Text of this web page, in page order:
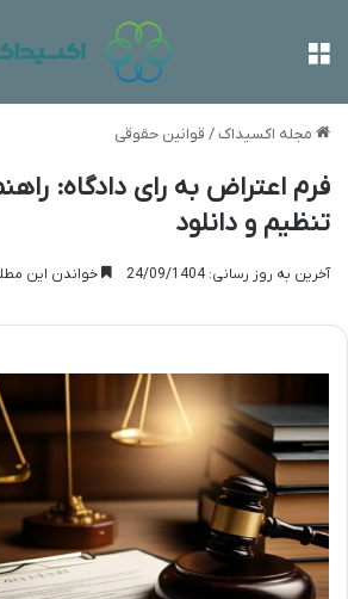
مجله اکسیداک/ قوانین حقوقی
فرم اعتراض به رای دادگاه:
تنظیم و دانلود
آخرین به روز رسانی: 24/09/1404 خواندن این مطلب 24 دقیقه